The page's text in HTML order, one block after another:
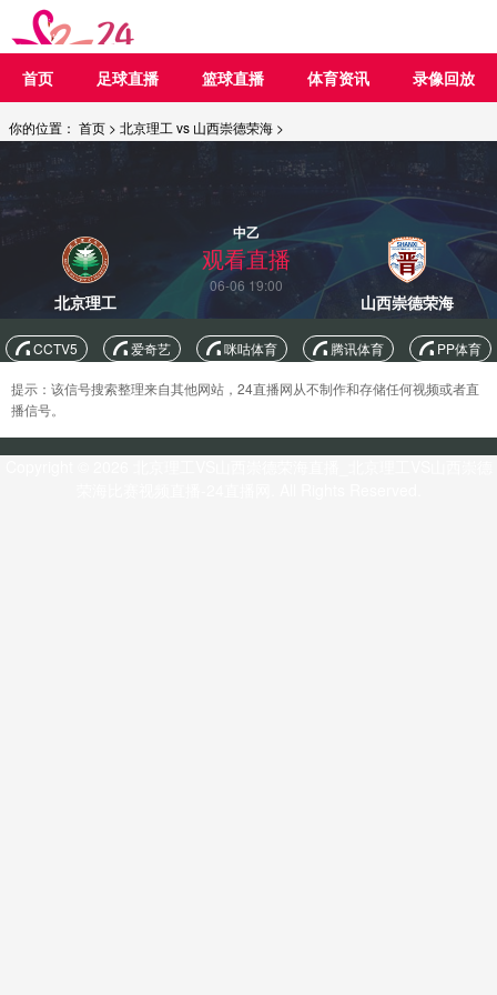
首页 足球直播 篮球直播 体育资讯 录像回放
你的位置： 首页 > 北京理工 vs 山西崇德荣海 >
北京理工
中乙
观看直播
06-06 19:00
山西崇德荣海
CCTV5 爱奇艺 咪咕体育 腾讯体育 PP体育
提示：该信号搜索整理来自其他网站，24直播网从不制作和存储任何视频或者直
播信号。